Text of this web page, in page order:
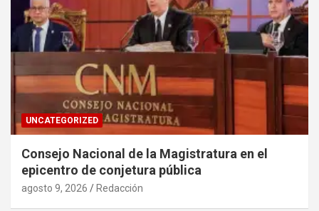
UNCATEGORIZED
Consejo Nacional de la Magistratura en el
epicentro de conjetura pública
agosto 9, 2026 Redacción